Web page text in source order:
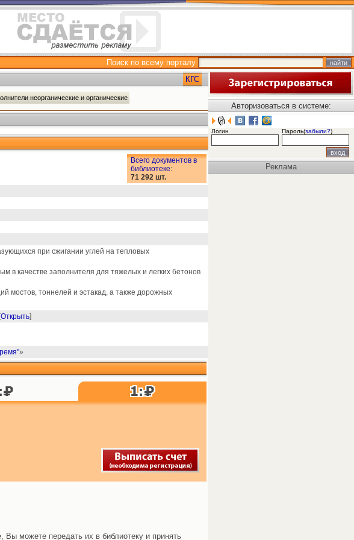
Поиск по всему порталу
КГС
неорганические и органические
Всего документов в
библиотеке:
71 292 шт.
при сжигании углей на тепловых
в качестве заполнителя для тяжелых и легких бетонов
мостов, тоннелей и эстакад, а также дорожных
Открыть]
»
можете передать их в библиотеку и принять
Авторизоваться в системе:
Логин Пароль(забыли?)
Реклама